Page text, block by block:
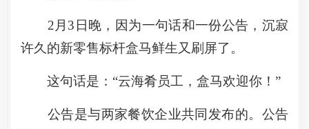
2月3日晚，因为一句话和一份公告，沉寂
许久的新零售标杆盒马鲜生又刷屏了。
这句话是：“云海肴员工，盒马欢迎你！”
公告是与两家餐饮企业共同发布的。公告